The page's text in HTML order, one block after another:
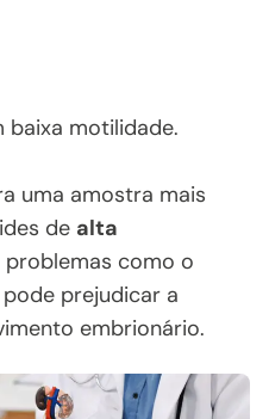
baixa motilidade.
uma amostra mais
de alta
problemas como o
pode prejudicar a
embrionário.